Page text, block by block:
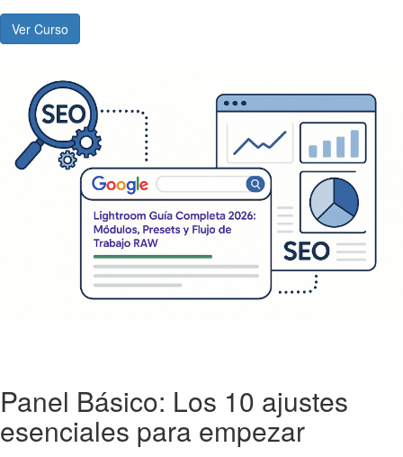
Ver Curso
Panel Básico: Los 10 ajustes
esenciales para empezar